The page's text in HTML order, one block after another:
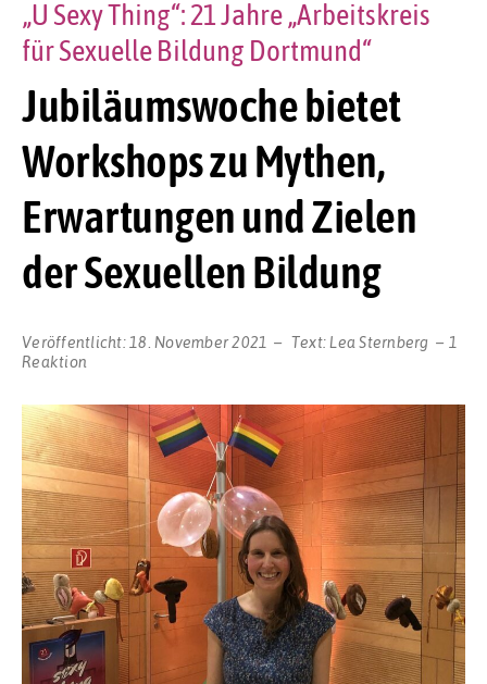
Jubiläumswoche bietet
Workshops zu Mythen,
Erwartungen und Zielen
der Sexuellen Bildung
„U Sexy Thing“: 21 Jahre „Arbeitskreis
für Sexuelle Bildung Dortmund“
Veröffentlicht: 18. November 2021 Text:Lea Sternberg
1
Reaktion